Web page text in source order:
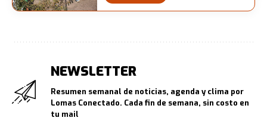
NEWSLETTER
Resumen semanal de noticias, agenda y clima por
Lomas Conectado. Cada fin de semana, sin costo en
tu mail